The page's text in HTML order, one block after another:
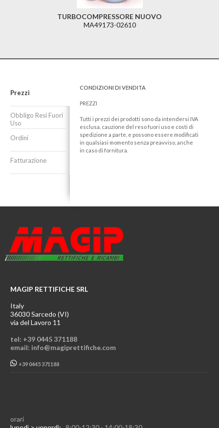
TURBOCOMPRESSORE NUOVO
MA49173-02610
Prezzi
Obbligo Resi Fuori
Uso
Ordini
Fatturazione
CONDIZIONI DI VENDITA
PREZZI
Tutti i prezzi dei prodotti sono da intendersi IVA
esclusa, cauzione del reso fuori uso e costi di
spedizione a parte, e possono essere modificati
in qualsiasi momento senza preavviso, anche
in caso di fornitura.
MAGIP RETTIFICHE SRL
Italy
36030 Sarcedo (VI)
via del Lavoro 11
tel: +39 0445 371188
email: info@magiprettifiche.com
+39 0445 371188
orari